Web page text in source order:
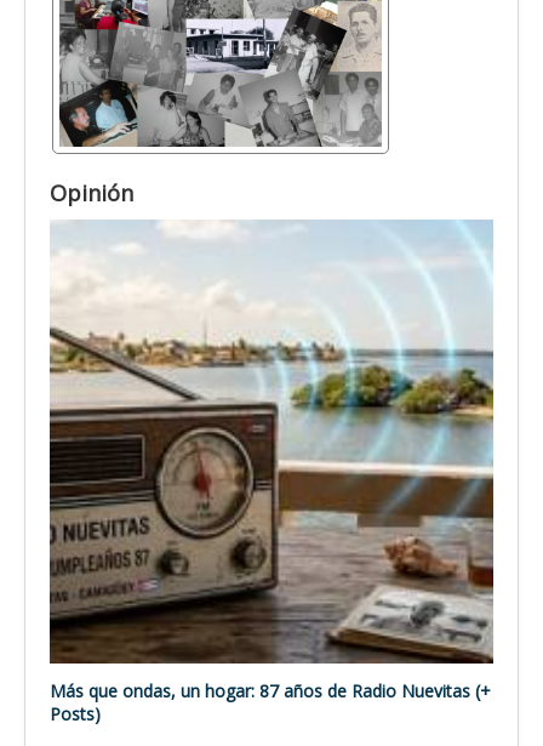
Opinión
Más que ondas, un hogar: 87 años de Radio Nuevitas (+
Posts)